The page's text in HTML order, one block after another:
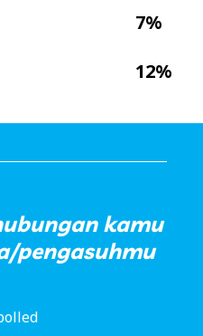
7%
12%
kamu
pengasuhmu